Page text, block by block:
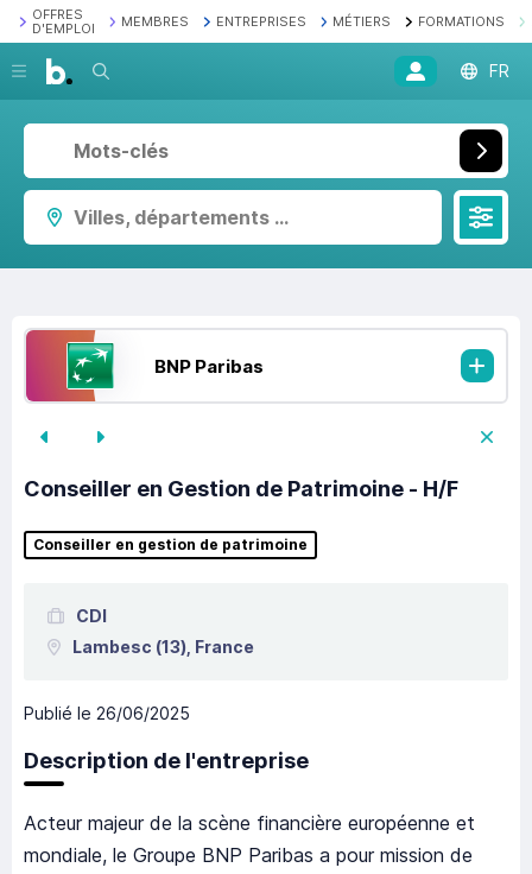
OFFRES
D'EMPLOI
MEMBRES ENTREPRISES MÉTIERS FORMATIONS
Recherche FR
Villes, départements ...
BNP Paribas
Conseiller en Gestion de Patrimoine - H/F
Conseiller en gestion de patrimoine
CDI
Lambesc (13), France
Publié le 26/06/2025
Description de l'entreprise
Acteur majeur de la scène financière européenne et
mondiale, le Groupe BNP Paribas a pour mission de